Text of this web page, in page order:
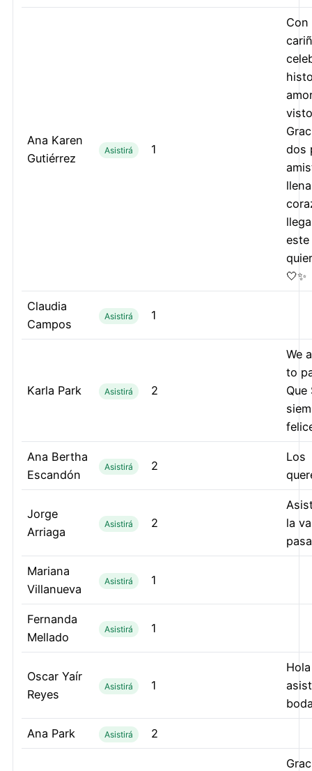
Ana Karen
Gutiérrez
Asistirá 1
dos
🤍✨
Claudia
Campos
Asistirá 1
Karla Park Asistirá 2
We
to
Que
Ana Bertha
Escandón
Asistirá 2
Los
Jorge
Arriaga
Asistirá 2
la
Mariana
Villanueva
Asistirá 1
Fernanda
Mellado
Asistirá 1
Oscar Yaír
Reyes
Asistirá 1
Ana Park Asistirá 2